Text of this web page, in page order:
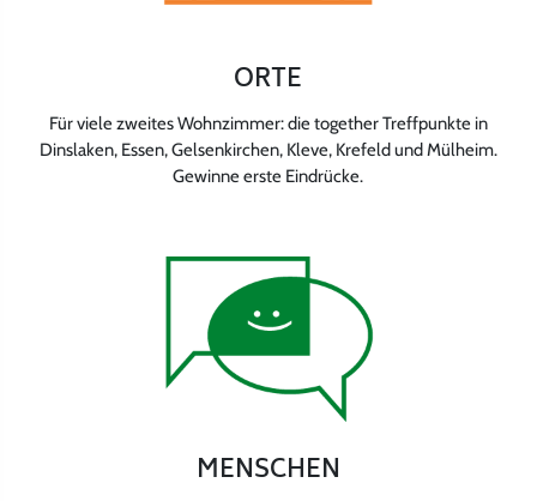
ORTE
Für viele zweites Wohnzimmer: die together Treffpunkte in
Dinslaken, Essen, Gelsenkirchen, Kleve, Krefeld und Mülheim.
Gewinne erste Eindrücke.
MENSCHEN